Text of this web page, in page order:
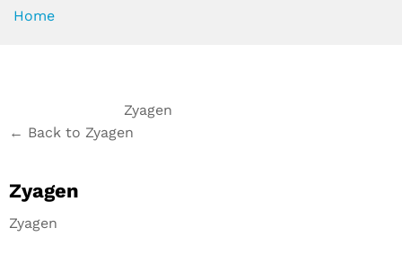
Home
Zyagen
← Back to Zyagen
Zyagen
Zyagen